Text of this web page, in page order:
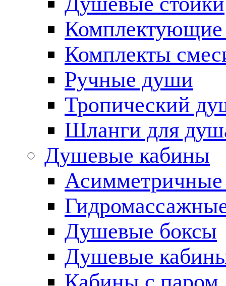
Комплекты
Ручные души
Тропический
Шланги для
Душевые кабины
Душевые боксы
Душевые